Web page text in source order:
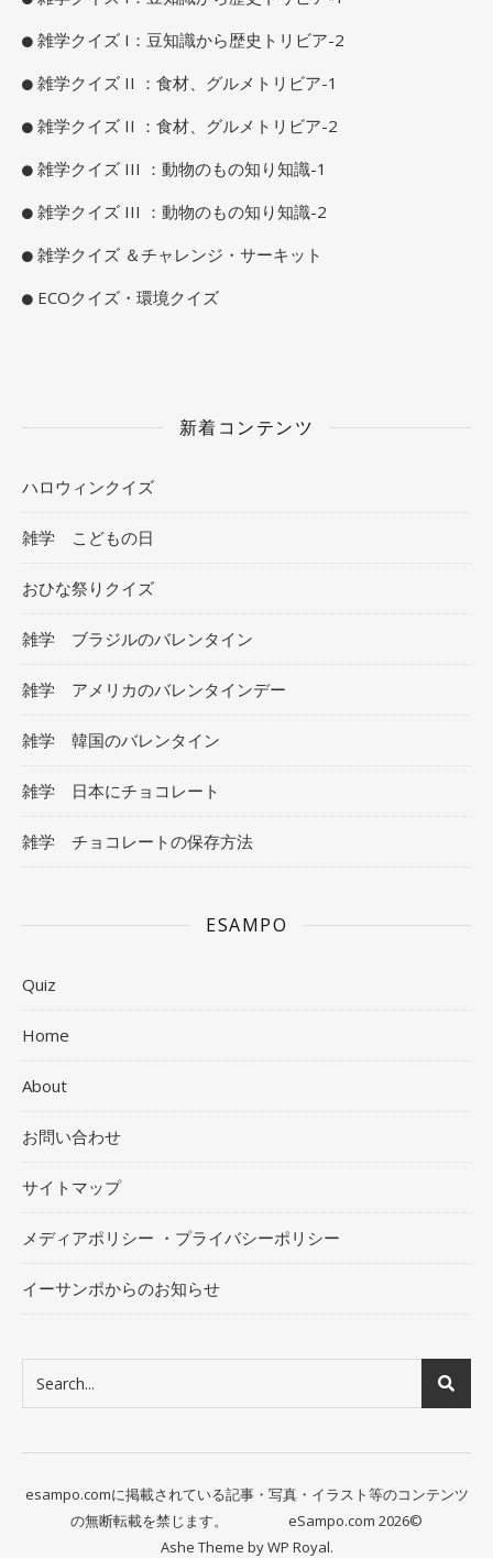
雑学クイズ I：豆知識から歴史トリビア-2
雑学クイズ II ：食材、グルメトリビア-1
雑学クイズ II ：食材、グルメトリビア-2
雑学クイズ III ：動物のもの知り知識-1
雑学クイズ III ：動物のもの知り知識-2
雑学クイズ ＆チャレンジ・サーキット
ECOクイズ・環境クイズ
新着コンテンツ
ハロウィンクイズ
雑学 こどもの日
おひな祭りクイズ
雑学 ブラジルのバレンタイン
雑学 アメリカのバレンタインデー
雑学 韓国のバレンタイン
雑学 日本にチョコレート
雑学 チョコレートの保存方法
ESAMPO
Quiz
Home
About
お問い合わせ
サイトマップ
メディアポリシー ・プライバシーポリシー
イーサンポからのお知らせ
esampo.comに掲載されている記事・写真・イラスト等のコンテンツ
の無断転載を禁じます。 eSampo.com 2026©
Ashe Theme byWP Royal.